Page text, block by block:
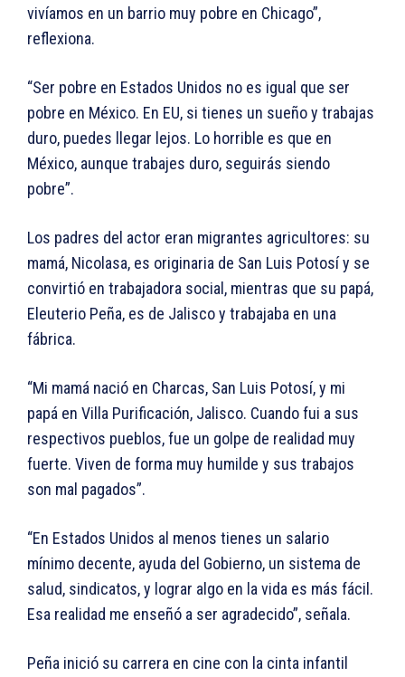
vivíamos en un barrio muy pobre en Chicago”,
reflexiona.
“Ser pobre en Estados Unidos no es igual que ser
pobre en México. En EU, si tienes un sueño y trabajas
duro, puedes llegar lejos. Lo horrible es que en
México, aunque trabajes duro, seguirás siendo
pobre”.
Los padres del actor eran migrantes agricultores: su
mamá, Nicolasa, es originaria de San Luis Potosí y se
convirtió en trabajadora social, mientras que su papá,
Eleuterio Peña, es de Jalisco y trabajaba en una
fábrica.
“Mi mamá nació en Charcas, San Luis Potosí, y mi
papá en Villa Purificación, Jalisco. Cuando fui a sus
respectivos pueblos, fue un golpe de realidad muy
fuerte. Viven de forma muy humilde y sus trabajos
son mal pagados”.
“En Estados Unidos al menos tienes un salario
mínimo decente, ayuda del Gobierno, un sistema de
salud, sindicatos, y lograr algo en la vida es más fácil.
Esa realidad me enseñó a ser agradecido”, señala.
Peña inició su carrera en cine con la cinta infantil